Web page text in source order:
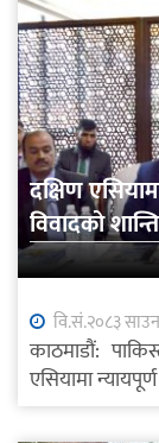
दक्षिण
विवादको
वि.सं.२०८३
काठमाडौं:
एसियामा